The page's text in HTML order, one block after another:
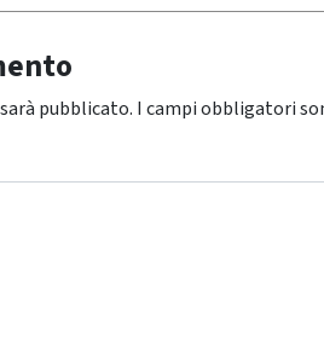
pubblicato. I campi obbligatori